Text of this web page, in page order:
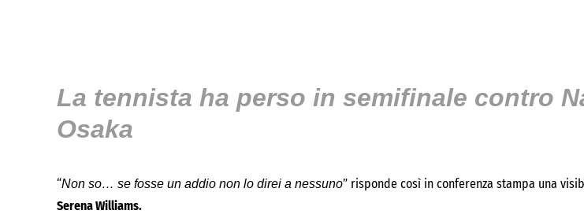
La tennista ha perso in semifinale contro
Osaka
“Non so… se fosse un addio non lo direi a nessuno” risponde così in conferenza stampa una
Serena Williams.